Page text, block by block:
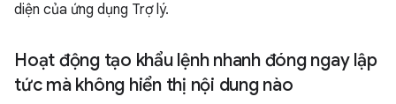
diện của ứng dụng Trợ lý.
Hoạt động tạo khẩu lệnh nhanh đóng ngay lập
tức mà không hiển thị nội dung nào